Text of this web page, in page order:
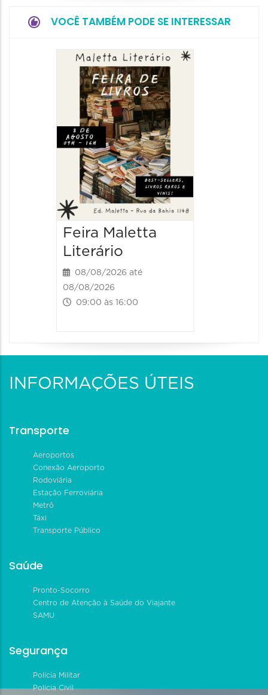
VOCÊ TAMBÉM PODE SE INTERESSAR
Feira Maletta
Literário
08/08/2026 até
08/08/2026
09:00 às 16:00
INFORMAÇÕES ÚTEIS
Transporte
Aeroportos
Conexão Aeroporto
Rodoviária
Estação Ferroviária
Metrô
Táxi
Transporte Público
Saúde
Pronto-Socorro
Centro de Atenção à Saúde do Viajante
SAMU
Segurança
Polícia Militar
Polícia Civil